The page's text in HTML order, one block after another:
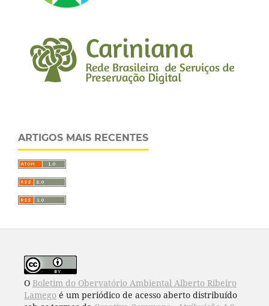
ARTIGOS MAIS RECENTES
O Boletim do Obervatório Ambiental Alberto Ribeiro
Lamego é um periódico de acesso aberto distribuído